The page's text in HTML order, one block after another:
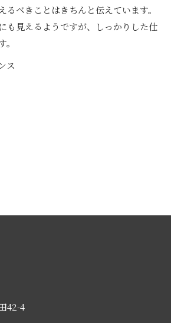
るべきことはきちんと伝えています。
も見えるようですが、しっかりした仕
ス
42-4